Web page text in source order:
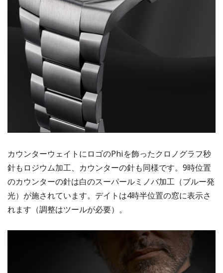
カウンターウェイトにロゴのPhiを飾ったクロノグラフ秒
針もロジウム加工、カウンターの針も同様です。9時位置
のカウンターの針は白のスーパールミノバ加工（ブルー発
光）が施されています。デイトは4時半位置の窓に表示さ
れます（調整はツールが必要）。